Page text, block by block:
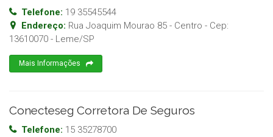
Telefone: 19 35545544
Endereço: Rua Joaquim Mourao 85 - Centro - Cep:
13610070 - Leme/SP
Mais Informações
Conecteseg Corretora De Seguros
Telefone: 15 35278700